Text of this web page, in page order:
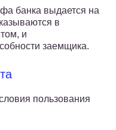
банка выдается на
в
и
заемщика.
пользования